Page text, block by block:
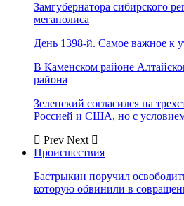
Замгубернатора сибирского
мегаполиса
День 1398-й. Самое важное к
В Каменском районе
района
Зеленский согласился на
Россией и США, но с
Prev Next
Происшествия
Бастрыкин поручил
которую обвинили в